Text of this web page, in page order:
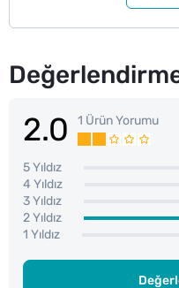
2.0 1 Ürün Yorumu
5 Yıldız
4 Yıldız
3 Yıldız
2 Yıldız
1 Yıldız